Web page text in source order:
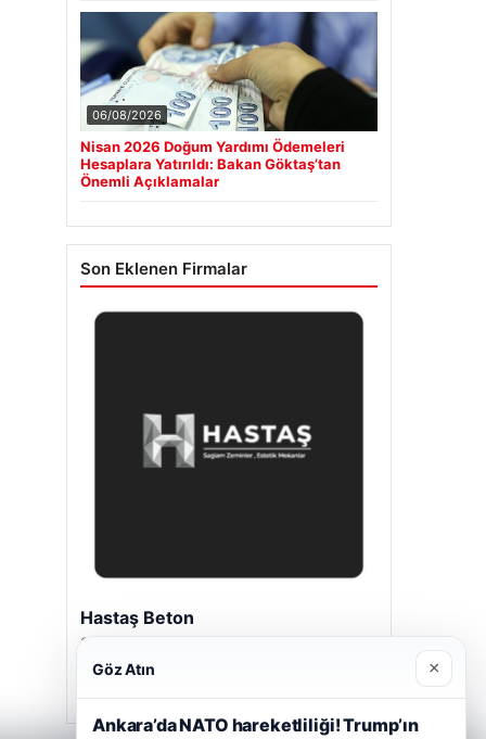
06/08/2026
Nisan 2026 Doğum Yardımı Ödemeleri
Hesaplara Yatırıldı: Bakan Göktaş’tan
Önemli Açıklamalar
Son Eklenen Firmalar
Hastaş Beton
26/05/2026
Göz Atın ×
Ankara’da NATO hareketliliği! Trump’ın